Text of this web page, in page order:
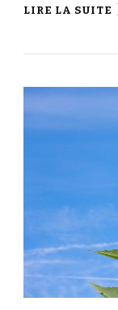
LIRE LA SUITE